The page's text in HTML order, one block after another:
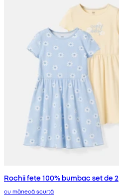
Rochii fete 100% bumbac set de 2
cu mânecă scurtă